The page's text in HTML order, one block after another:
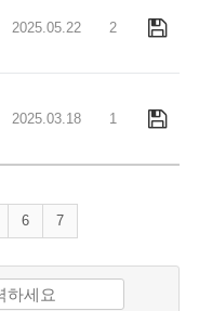
2025.05.22 2
2025.03.18 1
6 7